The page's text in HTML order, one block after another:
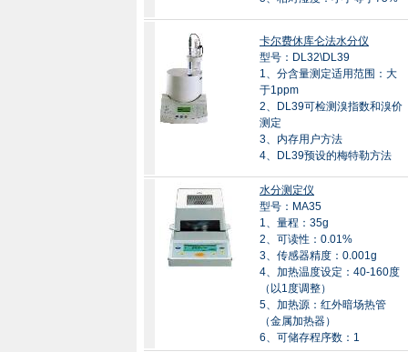
卡尔费休库仑法水分仪
型号：DL32\DL39
1、分含量测定适用范围：大
于1ppm
2、DL39可检测溴指数和溴价
测定
3、内存用户方法
4、DL39预设的梅特勒方法
水分测定仪
型号：MA35
1、量程：35g
2、可读性：0.01%
3、传感器精度：0.001g
4、加热温度设定：40-160度
（以1度调整）
5、加热源：红外暗场热管
（金属加热器）
6、可储存程序数：1